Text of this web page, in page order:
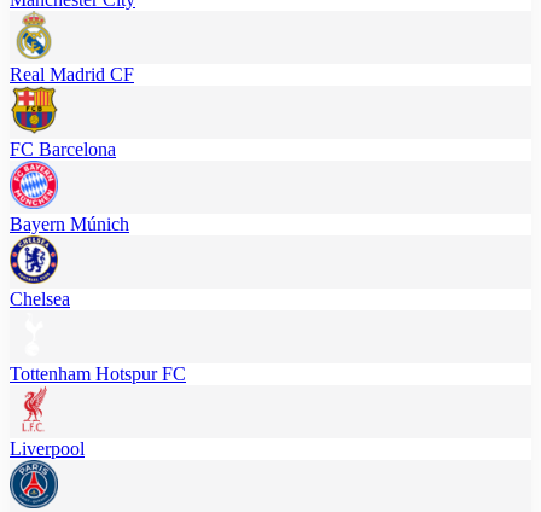
Real Madrid CF
FC Barcelona
Bayern Múnich
Chelsea
Tottenham Hotspur FC
Liverpool